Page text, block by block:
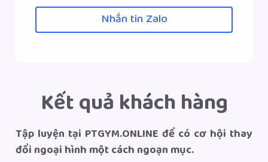
Nhắn tin Zalo
Kết quả khách hàng
Tập luyện tại PTGYM.ONLINE để có cơ hội thay
đổi ngoại hình một cách ngoạn mục.